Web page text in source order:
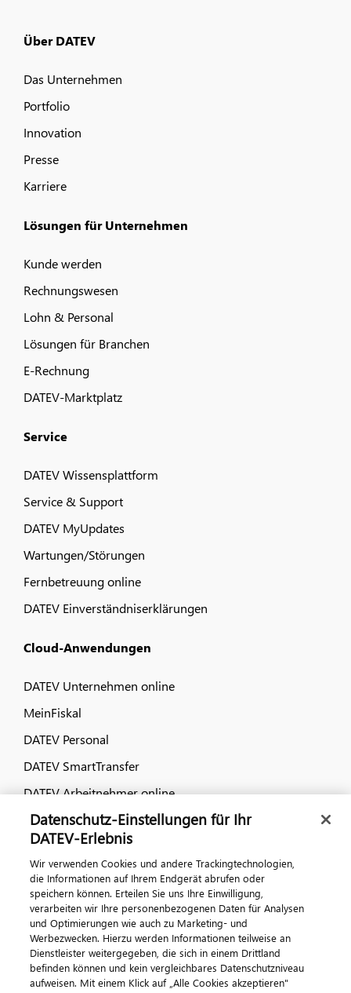
Über DATEV
Das Unternehmen
Portfolio
Innovation
Presse
Karriere
Lösungen für Unternehmen
Kunde werden
Rechnungswesen
Lohn & Personal
Lösungen für Branchen
E-Rechnung
DATEV-Marktplatz
Service
DATEV Wissensplattform
Service & Support
DATEV MyUpdates
Wartungen/Störungen
Fernbetreuung online
DATEV Einverständniserklärungen
Cloud-Anwendungen
DATEV Unternehmen online
MeinFiskal
DATEV Personal
DATEV SmartTransfer
DATEV Arbeitnehmer online
Dialog & Medien
Veranstaltungen
DATEV magazin
DATEV-Community
DATEV-Newsletter
Datenschutz-Einstellungen für Ihr
DATEV-Erlebnis
Wir verwenden Cookies und andere Trackingtechnologien,
die Informationen auf Ihrem Endgerät abrufen oder
speichern können. Erteilen Sie uns Ihre Einwilligung,
verarbeiten wir Ihre personenbezogenen Daten für Analysen
und Optimierungen wie auch zu Marketing- und
Werbezwecken. Hierzu werden Informationen teilweise an
Dienstleister weitergegeben, die sich in einem Drittland
befinden können und kein vergleichbares Datenschutzniveau
aufweisen. Mit einem Klick auf „Alle Cookies akzeptieren"